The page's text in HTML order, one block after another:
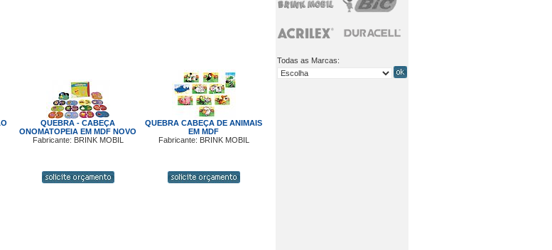
QUEBRA - CABEÇA
ONOMATOPEIA EM MDF NOVO
Fabricante: BRINK MOBIL
QUEBRA CABEÇA DE ANIMAIS
EM MDF
Fabricante: BRINK MOBIL
Todas as Marcas: